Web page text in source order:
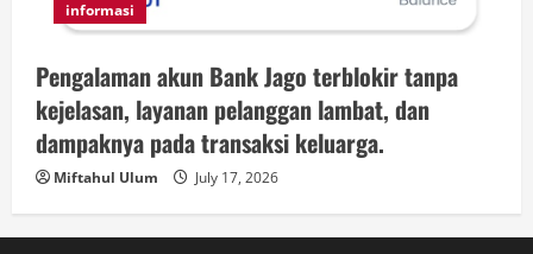
informasi
Pengalaman akun Bank Jago terblokir tanpa
kejelasan, layanan pelanggan lambat, dan
dampaknya pada transaksi keluarga.
Miftahul Ulum July 17, 2026